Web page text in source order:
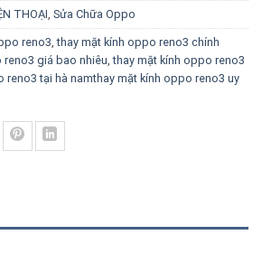
THOẠI Sửa Chữa Oppo
reno3 ,thay mặt kính oppo reno3 chính
giá bao nhiêu ,thay mặt kính oppo reno3
reno3 tại hà namthay mặt kính oppo reno3 uy